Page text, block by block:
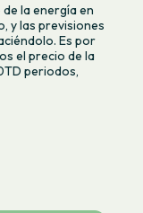
la energía en
y las previsiones
Es por
el precio de la
periodos,